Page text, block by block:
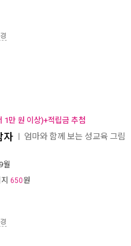
1만 원 이상)+적립금 추첨
자 엄마와 함께 보는 성교육 그림
월
650원